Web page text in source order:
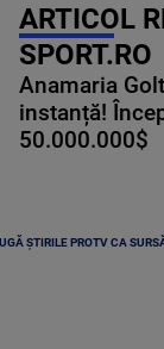
ARTICOL
SPORT.RO
Anamaria
instanță!
50.000.000$
ȘTIRILE PROTV CA